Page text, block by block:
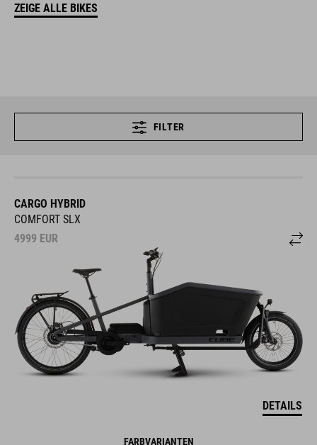
ZEIGE ALLE BIKES
FILTER
CARGO HYBRID
COMFORT SLX
4999 EUR
DETAILS
FARBVARIANTEN